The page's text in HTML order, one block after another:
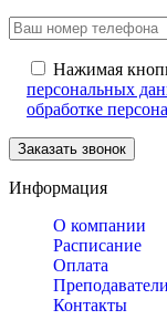
Нажимая
персональных
обработке
Информация
О компании
Расписание
Оплата
Преподаватели
Контакты